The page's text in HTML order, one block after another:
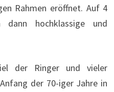
Rahmen eröffnet. Auf 4
dann hochklassige und
der Ringer und vieler
der 70-iger Jahre in